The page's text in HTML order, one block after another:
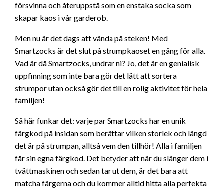
försvinna och återuppstå som en enstaka socka som
skapar kaos i vår garderob.
Men nu är det dags att vända på steken! Med
Smartzocks är det slut på strumpkaoset en gång för alla.
Vad är då Smartzocks, undrar ni? Jo, det är en genialisk
uppfinning som inte bara gör det lätt att sortera
strumpor utan också gör det till en rolig aktivitet för hela
familjen!
Så här funkar det: varje par Smartzocks har en unik
färgkod på insidan som berättar vilken storlek och längd
det är på strumpan, alltså vem den tillhör! Alla i familjen
får sin egna färgkod. Det betyder att när du slänger dem i
tvättmaskinen och sedan tar ut dem, är det bara att
matcha färgerna och du kommer alltid hitta alla perfekta